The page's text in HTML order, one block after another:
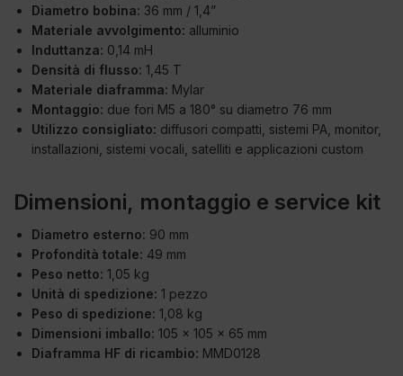
Diametro bobina: 36 mm / 1,4”
Materiale avvolgimento: alluminio
Induttanza: 0,14 mH
Densità di flusso: 1,45 T
Materiale diaframma: Mylar
Montaggio: due fori M5 a 180° su diametro 76 mm
Utilizzo consigliato: diffusori compatti, sistemi PA, monitor,
installazioni, sistemi vocali, satelliti e applicazioni custom
Dimensioni, montaggio e service kit
Diametro esterno: 90 mm
Profondità totale: 49 mm
Peso netto: 1,05 kg
Unità di spedizione: 1 pezzo
Peso di spedizione: 1,08 kg
Dimensioni imballo: 105 x 105 x 65 mm
Diaframma HF di ricambio: MMD0128